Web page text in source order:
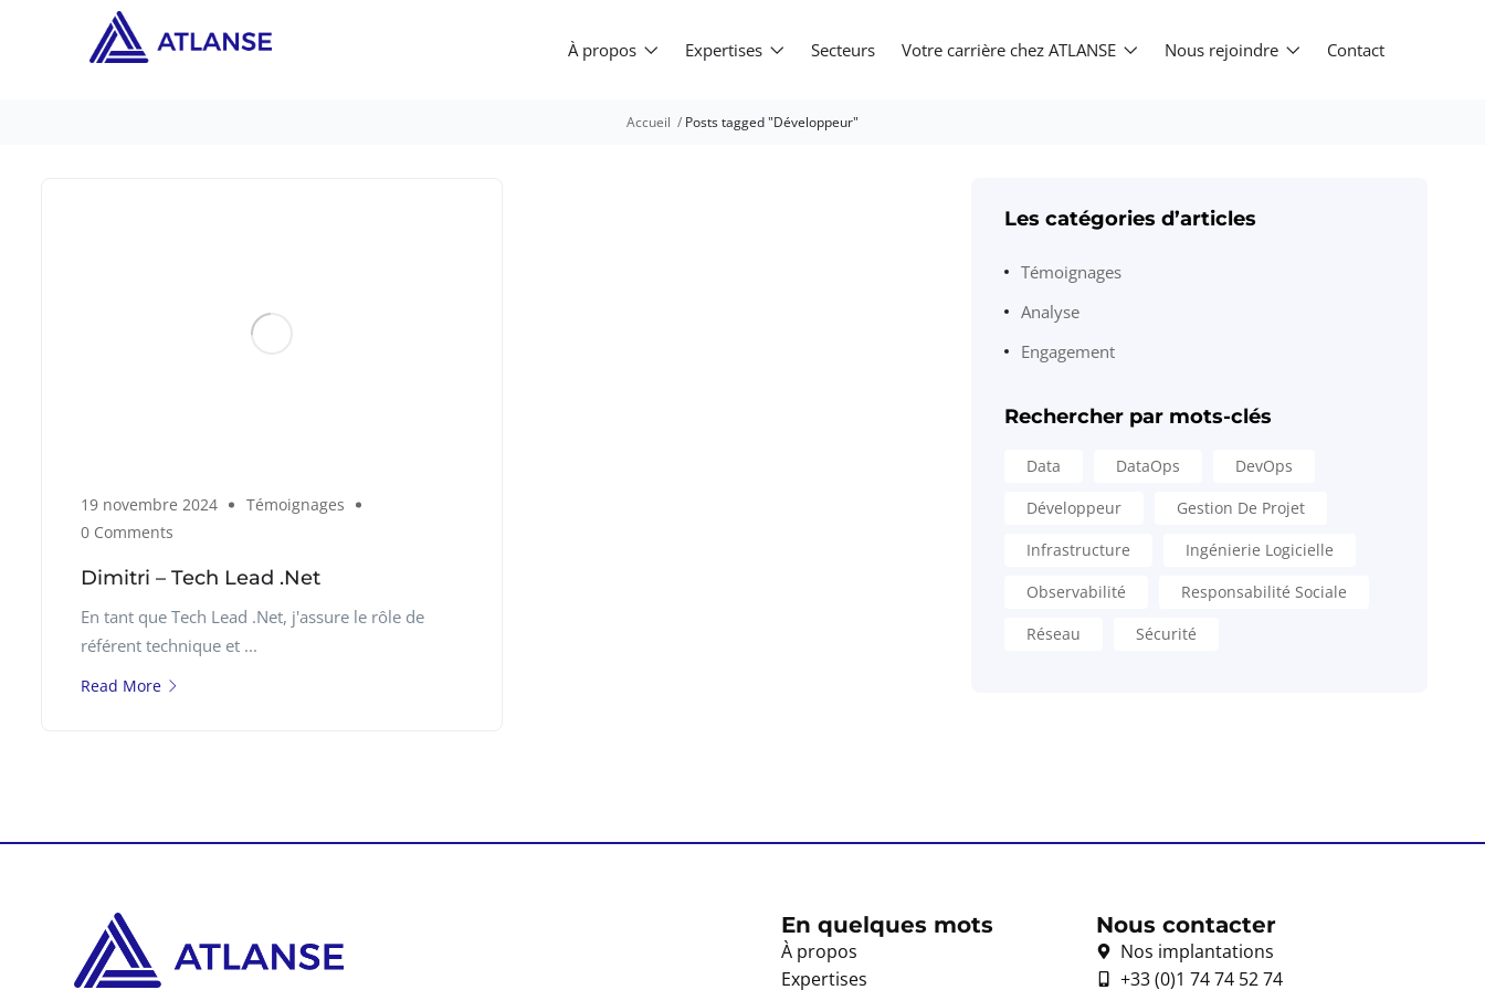
À propos Expertises Secteurs Votre carrière chez ATLANSE Nous rejoindre Contact
Accueil Posts tagged "Développeur"
19 novembre 2024
Témoignages
0 Comments
Dimitri – Tech Lead .Net
En tant que Tech Lead .Net, j'assure le rôle de
référent technique et ...
Read More
Les catégories d’articles
Témoignages
Analyse
Engagement
Rechercher par mots-clés
Data DataOps
DevOps
Développeur
Gestion De Projet
Infrastructure
Ingénierie Logicielle
Observabilité
Responsabilité Sociale
Réseau
Sécurité
En quelques mots
À propos
Expertises
Nous contacter
Nos implantations
+33 (0)1 74 74 52 74